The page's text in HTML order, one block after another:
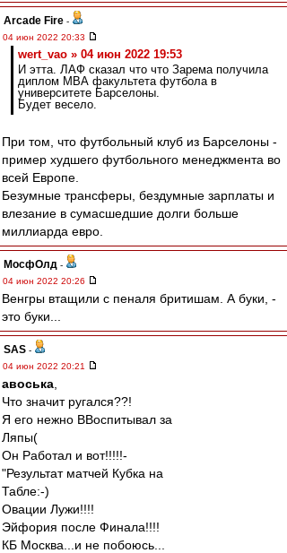
Arcade Fire -
04 июн 2022 20:33
wert_vao » 04 июн 2022 19:53
И этта. ЛАФ сказал что что Зарема получила
диплом МВА факультета футбола в
университете Барселоны.
Будет весело.
При том, что футбольный клуб из Барселоны -
пример худшего футбольного менеджмента во
всей Европе.
Безумные трансферы, бездумные зарплаты и
влезание в сумасшедшие долги больше
миллиарда евро.
МосфОлд -
04 июн 2022 20:26
Венгры втащили с пеналя бритишам. А буки, -
это буки...
SAS -
04 июн 2022 20:21
авоська
Что значит ругался??!
Я его нежно ВВоспитывал за
Ляпы(
Он Работал и вот!!!!!-
"Результат матчей Кубка на
Табле:-)
Овации Лужи!!!!
Эйфория после Финала!!!!
КБ Москва...и не побоюсь...